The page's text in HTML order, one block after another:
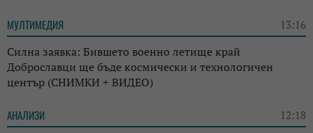
МУЛТИМЕДИЯ 13:16
Силна заявка: Бившето военно летище край
Доброславци ще бъде космически и технологичен
център (СНИМКИ + ВИДЕО)
АНАЛИЗИ 12:18